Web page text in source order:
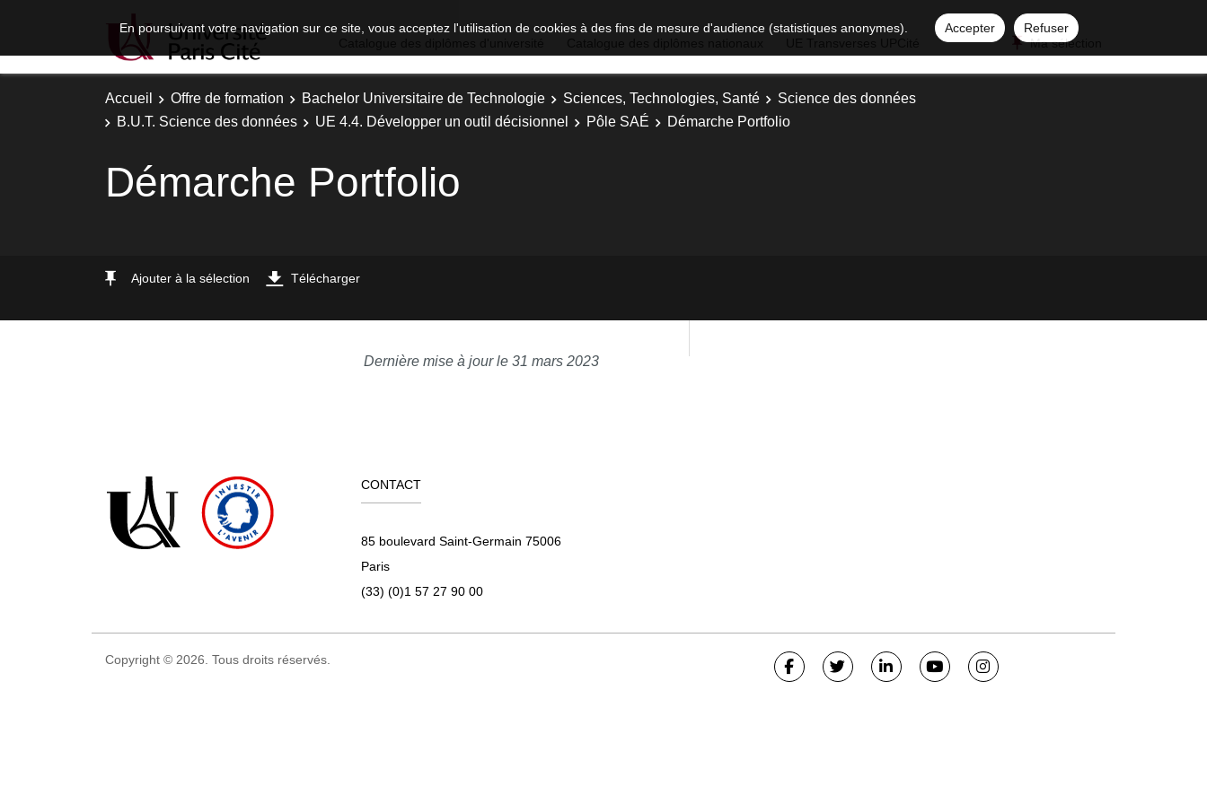
En poursuivant votre navigation sur ce site, vous acceptez l'utilisation de cookies à des fins de mesure d'audience (statistiques anonymes). Accepter
Refuser
Ma sélection
Accueil Offre de formation Bachelor Universitaire de Technologie Sciences, Technologies, Santé
Science des données
B.U.T. Science des données
UE 4.4. Développer un outil décisionnel Pôle SAÉ Démarche Portfolio
Démarche Portfolio
Ajouter à la sélection Télécharger
Dernière mise à jour le 31 mars 2023
CONTACT
85 boulevard Saint-Germain 75006
Paris
(33) (0)1 57 27 90 00
Copyright © 2026. Tous droits réservés.